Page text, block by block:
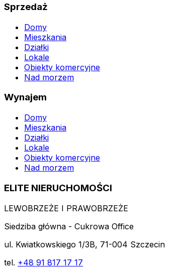
Sprzedaż
Domy
Mieszkania
Działki
Lokale
Obiekty komercyjne
Nad morzem
Wynajem
Domy
Mieszkania
Działki
Lokale
Obiekty komercyjne
Nad morzem
ELITE NIERUCHOMOŚCI
LEWOBRZEŻE I PRAWOBRZEŻE
Siedziba główna - Cukrowa Office
ul. Kwiatkowskiego 1/3B, 71-004 Szczecin
tel. +48 91 817 17 17